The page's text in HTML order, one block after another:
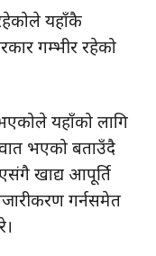
यहाँकै
गम्भीर रहेको
यहाँको लागि
भएको बताउँदै
खाद्य आपूर्ति
गर्नसमेत